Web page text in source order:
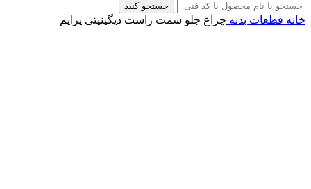
جستجو کنید
خانه قطعات بدنه چراغ جلو سمت راست دیگینیتی پرایم